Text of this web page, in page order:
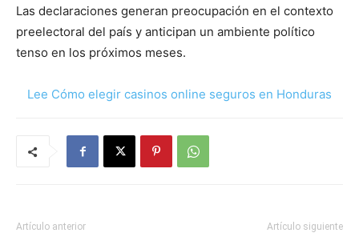
Las declaraciones generan preocupación en el contexto
preelectoral del país y anticipan un ambiente político
tenso en los próximos meses.
Lee Cómo elegir casinos online seguros en Honduras
Artículo anterior Artículo siguiente